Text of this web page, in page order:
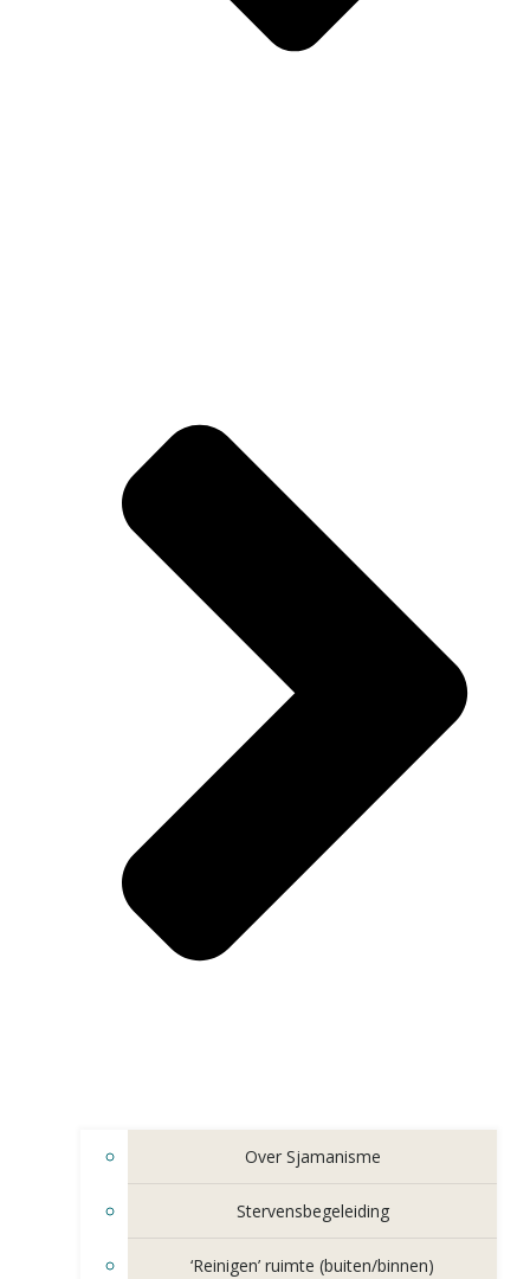
Over Sjamanisme
Stervensbegeleiding
‘Reinigen’ ruimte (buiten/binnen)